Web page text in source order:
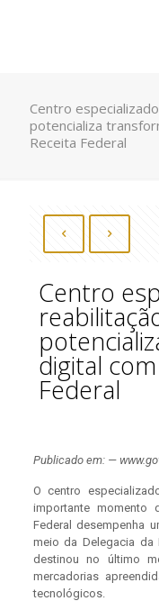
Centro
potencializa
Receita Federal
Centro
digital
Federal
Publicado em: —
O centro
importante momento
Federal desempenha
meio da Delegacia da
destinou no último
mercadorias
tecnológicos.